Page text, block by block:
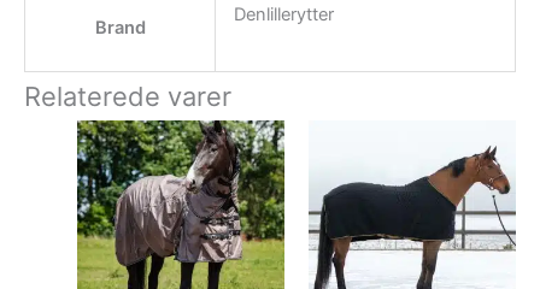
Brand
Denlillerytter
Relaterede varer